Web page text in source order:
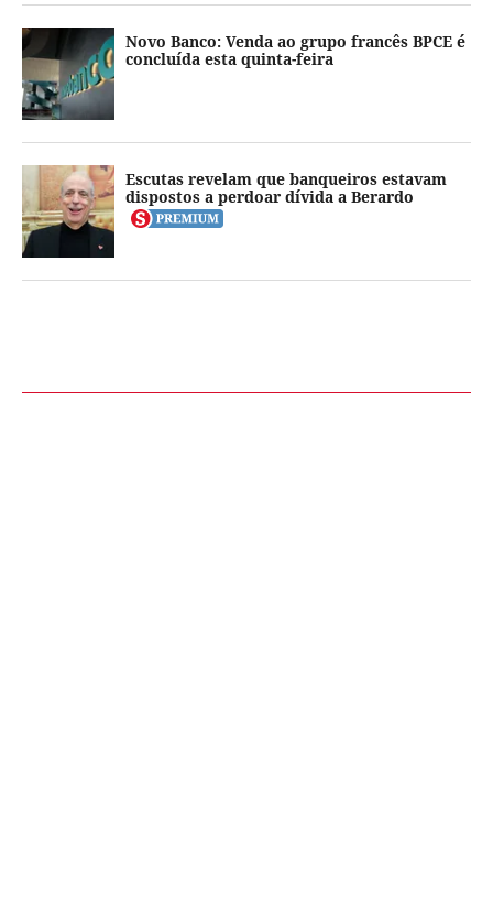
Novo Banco: Venda ao grupo francês BPCE é
concluída esta quinta-feira
Escutas revelam que banqueiros estavam
dispostos a perdoar dívida a Berardo